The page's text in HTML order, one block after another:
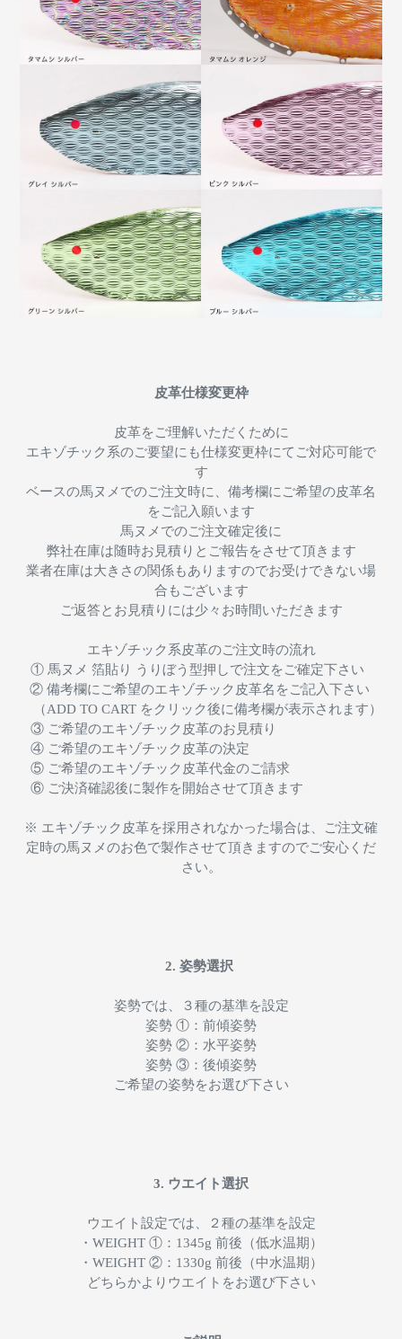
皮革仕様変更枠
皮革をご理解いただくために
エキゾチック系のご要望にも仕様変更枠にてご対応可能で
す
ベースの馬ヌメでのご注文時に、備考欄にご希望の皮革名
をご記入願います
馬ヌメでのご注文確定後に
弊社在庫は随時お見積りとご報告をさせて頂きます
業者在庫は大きさの関係もありますのでお受けできない場
合もございます
ご返答とお見積りには少々お時間いただきます
エキゾチック系皮革のご注文時の流れ
① 馬ヌメ 箔貼り うりぼう型押しで注文をご確定下さい
② 備考欄にご希望のエキゾチック皮革名をご記入下さい
（ADD TO CART をクリック後に備考欄が表示されます）
③ ご希望のエキゾチック皮革のお見積り
④ ご希望のエキゾチック皮革の決定
⑤ ご希望のエキゾチック皮革代金のご請求
⑥ ご決済確認後に製作を開始させて頂きます
※ エキゾチック皮革を採用されなかった場合は、ご注文確
定時の馬ヌメのお色で製作させて頂きますのでご安心くだ
さい。
2. 姿勢選択
姿勢では、３種の基準を設定
姿勢 ①：前傾姿勢
姿勢 ②：水平姿勢
姿勢 ③：後傾姿勢
ご希望の姿勢をお選び下さい
3. ウエイト選択
ウエイト設定では、２種の基準を設定
・WEIGHT ①：1345g 前後（低水温期）
・WEIGHT ②：1330g 前後（中水温期）
どちらかよりウエイトをお選び下さい